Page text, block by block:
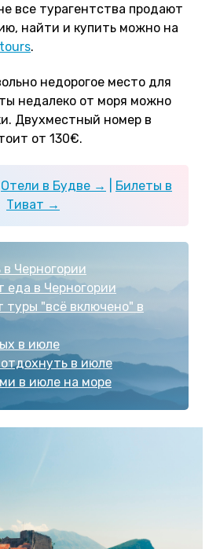
все турагентства продают
найти и купить можно на
.
недорогое место для
недалеко от моря можно
Двухместный номер в
от 130€.
Отели в Будве →
Билеты в
Тиват →
Черногории
еда в Черногории
туры "всё включено" в
в июле
в июле
в июле на море